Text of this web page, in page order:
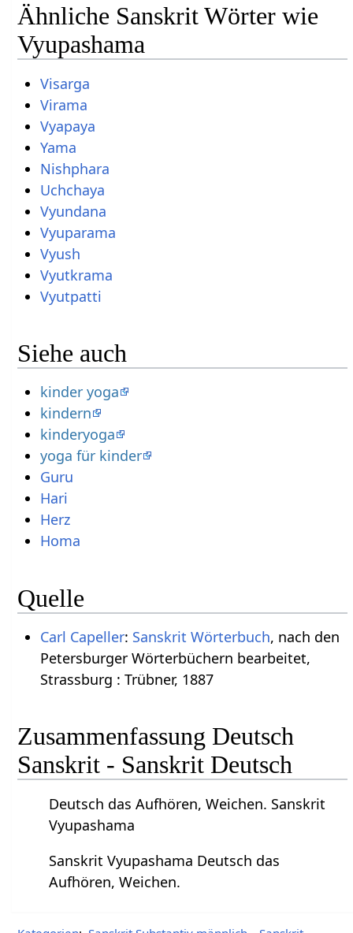
Ähnliche Sanskrit Wörter wie
Vyupashama
Visarga
Virama
Vyapaya
Yama
Nishphara
Uchchaya
Vyundana
Vyuparama
Vyush
Vyutkrama
Vyutpatti
Siehe auch
kinder yoga
kindern
kinderyoga
yoga für kinder
Guru
Hari
Herz
Homa
Quelle
Carl Capeller: Sanskrit Wörterbuch, nach den
Petersburger Wörterbüchern bearbeitet,
Strassburg : Trübner, 1887
Zusammenfassung Deutsch
Sanskrit - Sanskrit Deutsch
Deutsch das Aufhören, Weichen. Sanskrit
Vyupashama
Sanskrit Vyupashama Deutsch das
Aufhören, Weichen.